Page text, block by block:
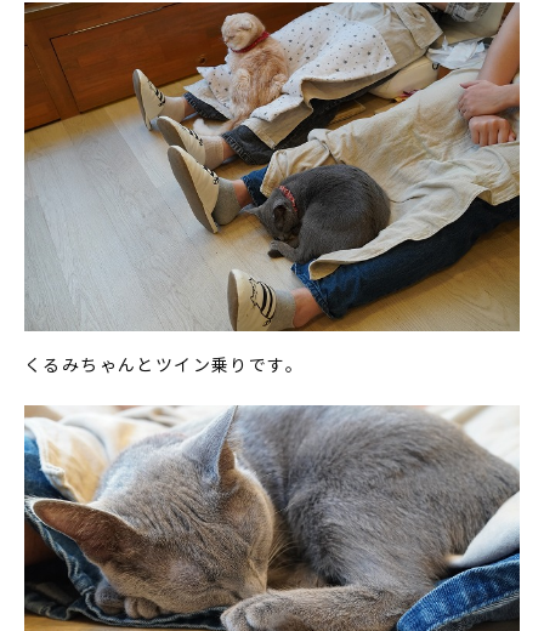
くるみちゃんとツイン乗りです。